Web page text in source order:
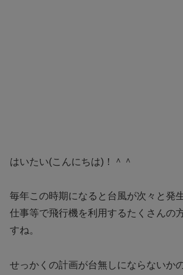
はいたい(こんにちは)！＾＾
毎年この時期になると台風が次々と発
仕事等で飛行機を利用するたくさんの
すね。
せっかくの計画が台無しにならないか